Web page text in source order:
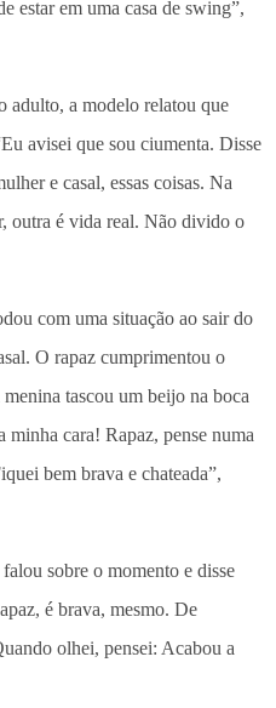
estar em uma casa de swing”,
adulto, a modelo relatou que
avisei que sou ciumenta. Disse
e casal, essas coisas. Na
outra é vida real. Não divido o
com uma situação ao sair do
O rapaz cumprimentou o
tascou um beijo na boca
cara! Rapaz, pense numa
bem brava e chateada”,
sobre o momento e disse
é brava, mesmo. De
olhei, pensei: Acabou a